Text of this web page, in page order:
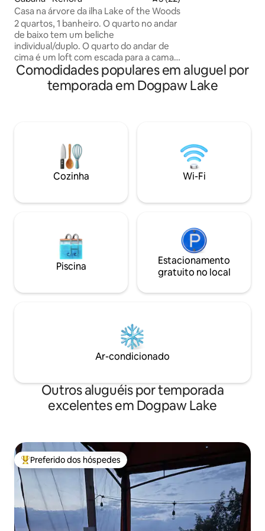
Casa na árvore da ilha Lake of the Woods
2 quartos, 1 banheiro. O quarto no andar
de baixo tem um beliche
individual/duplo. O quarto do andar de
cima é um loft com escada para a cama
queen-size. Muito espaço no deck,
sauna, doca privativa, duas salas de tela,
geladeira, forno de propano,
cidade. Localizado em uma bela baía
tranquila e tranquila à beira-mar. 4
adultos ou família de 5 *Acesso apenas
por barco.* Táxis de barco podem ser
Adventures
qualquer pessoa
escapada única!!
Comodidades populares em aluguel por
temporada em Dogpaw Lake
Cozinha Wi-Fi
Piscina
Estacionamento
gratuito no local
Ar-condicionado
Outros aluguéis por temporada
excelentes em Dogpaw Lake
Entre os melhores preferidos dos hóspedes
Preferido dos hóspedes